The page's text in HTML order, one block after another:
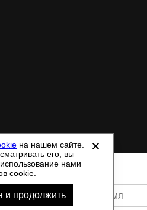
- все права защищены.
на нашем сайте.
его, вы
нами
cookie.
и продолжить Ваше имя